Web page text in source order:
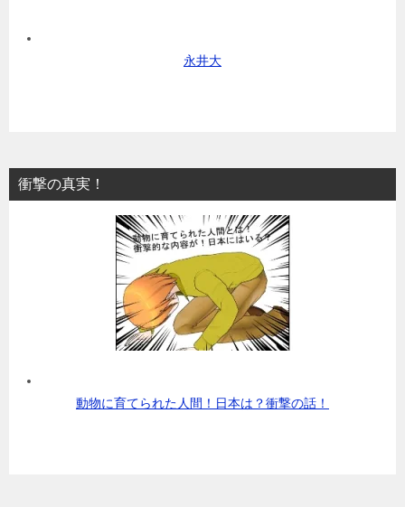
永井大
衝撃の真実！
動物に育てられた人間！日本は？衝撃の話！